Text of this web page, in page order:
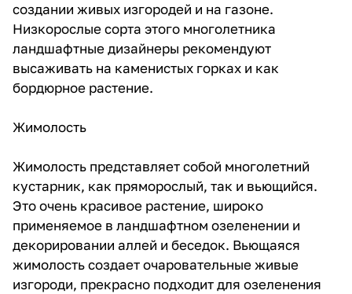
создании живых изгородей и на газоне.
Низкорослые сорта этого многолетника
ландшафтные дизайнеры рекомендуют
высаживать на каменистых горках и как
бордюрное растение.
Жимолость
Жимолость представляет собой многолетний
кустарник, как пряморослый, так и вьющийся.
Это очень красивое растение, широко
применяемое в ландшафтном озеленении и
декорировании аллей и беседок. Вьющаяся
жимолость создает очаровательные живые
изгороди, прекрасно подходит для озеленения